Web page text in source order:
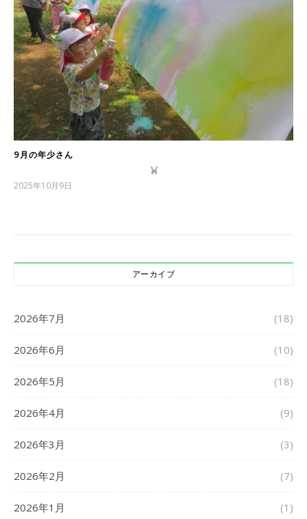
9月の年少さん
2025年10月9日
アーカイブ
2026年7月 (18)
2026年6月 (10)
2026年5月 (18)
2026年4月 (9)
2026年3月 (3)
2026年2月 (7)
2026年1月 (1)